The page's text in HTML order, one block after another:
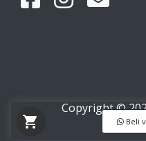
shopping_cart Beli
Copyright ©